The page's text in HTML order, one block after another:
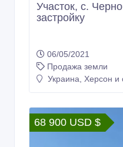
Участок, с.
застройку
06/05/2021
Продажа земли
Украина, Херсон и
68 900 USD $